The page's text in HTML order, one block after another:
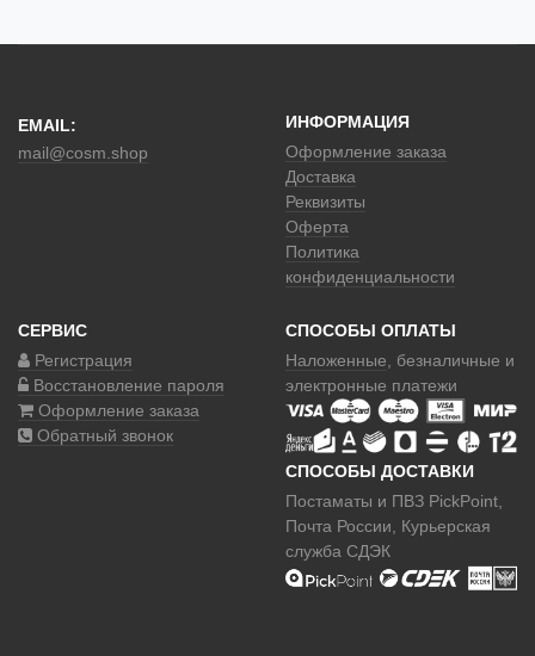
EMAIL:
mail@cosm.shop
ИНФОРМАЦИЯ
Оформление заказа
Доставка
Реквизиты
Оферта
Политика
конфиденциальности
СЕРВИС
Регистрация
Восстановление пароля
Оформление заказа
Обратный звонок
СПОСОБЫ ОПЛАТЫ
Наложенные , безналичные и
электронные платежи
СПОСОБЫ ДОСТАВКИ
Постаматы и ПВЗ PickPoint,
Почта России, Курьерская
служба СДЭК